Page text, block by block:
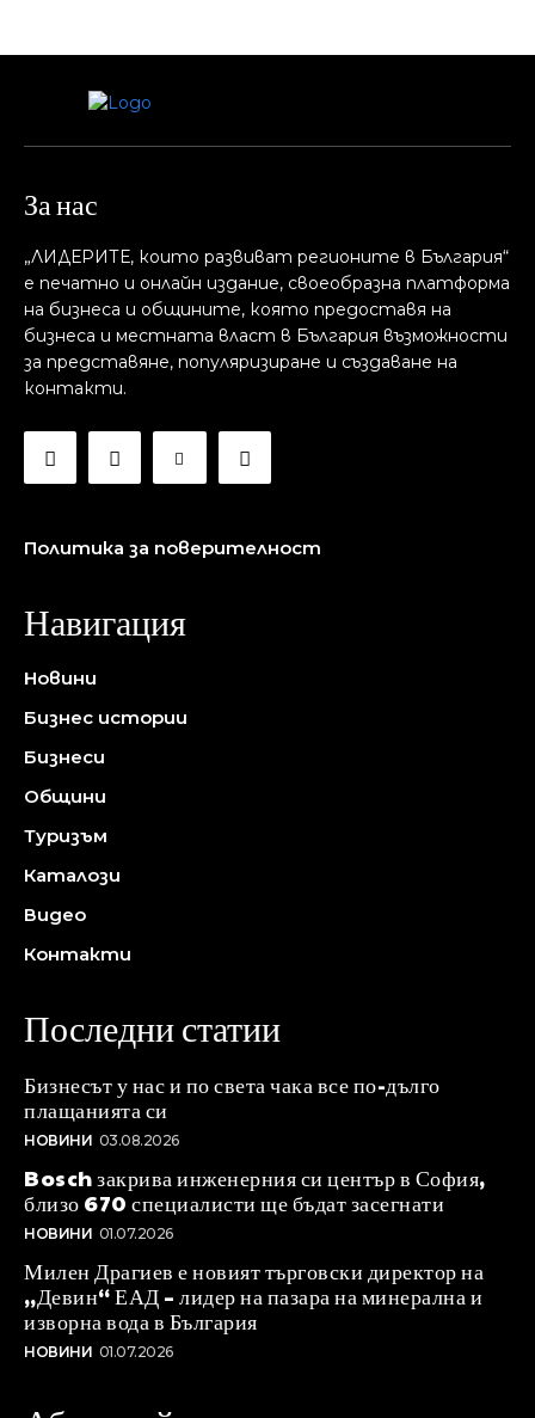
За нас
„ЛИДЕРИТЕ, които развиват регионите в България“
е печатно и онлайн издание, своеобразна платформа
на бизнеса и общините, която предоставя на
бизнесa и местната власт в България възможности
за представяне, популяризиране и създаване на
контакти.
Политика за поверителност
Навигация
Новини
Бизнес истории
Бизнеси
Общини
Туризъм
Каталози
Видео
Контакти
Последни статии
Бизнесът у нас и по света чака все по-дълго
плащанията си
НОВИНИ 03.08.2026
Bosch закрива инженерния си център в София,
близо 670 специалисти ще бъдат засегнати
НОВИНИ 01.07.2026
Милен Драгиев е новият търговски директор на
„Девин“ ЕАД – лидер на пазара на минерална и
изворна вода в България
НОВИНИ 01.07.2026